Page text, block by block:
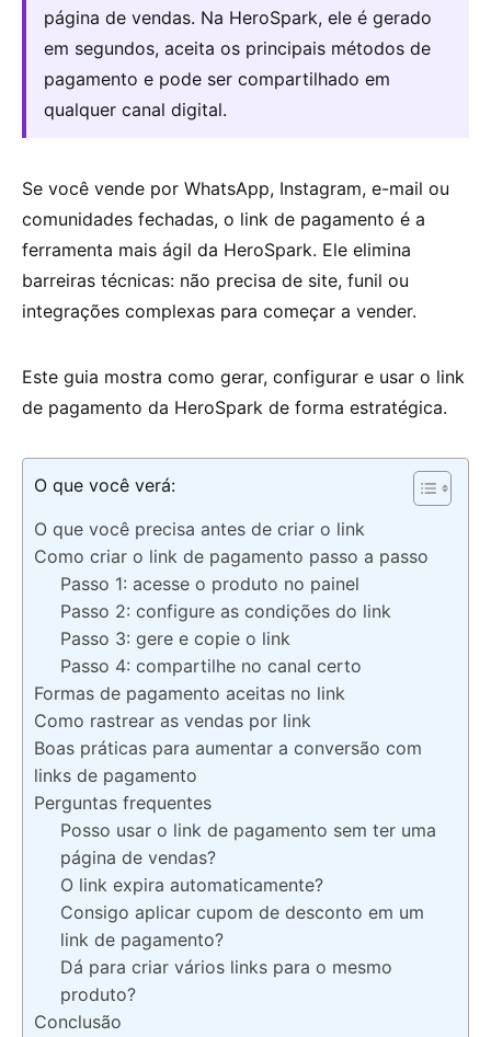
página de vendas. Na HeroSpark, ele é gerado
em segundos, aceita os principais métodos de
pagamento e pode ser compartilhado em
qualquer canal digital.
Se você vende por WhatsApp, Instagram, e-mail ou
comunidades fechadas, o link de pagamento é a
ferramenta mais ágil da HeroSpark. Ele elimina
barreiras técnicas: não precisa de site, funil ou
integrações complexas para começar a vender.
Este guia mostra como gerar, configurar e usar o link
de pagamento da HeroSpark de forma estratégica.
O que você verá:
O que você precisa antes de criar o link
Como criar o link de pagamento passo a passo
Passo 1: acesse o produto no painel
Passo 2: configure as condições do link
Passo 3: gere e copie o link
Passo 4: compartilhe no canal certo
Formas de pagamento aceitas no link
Como rastrear as vendas por link
Boas práticas para aumentar a conversão com
links de pagamento
Perguntas frequentes
Posso usar o link de pagamento sem ter uma
página de vendas?
O link expira automaticamente?
Consigo aplicar cupom de desconto em um
link de pagamento?
Dá para criar vários links para o mesmo
produto?
Conclusão